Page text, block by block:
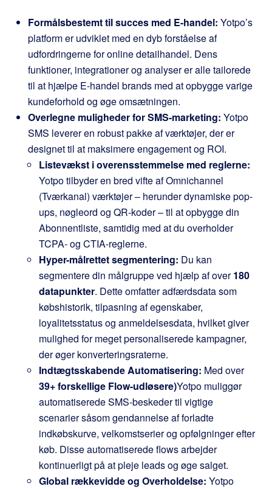
Formålsbestemt til succes med E-handel: Yotpo’s
platform er udviklet med en dyb forståelse af
udfordringerne for online detailhandel. Dens
funktioner, integrationer og analyser er alle tailorede
til at hjælpe E-handel brands med at opbygge varige
kundeforhold og øge omsætningen.
Overlegne muligheder for SMS-marketing: Yotpo
SMS leverer en robust pakke af værktøjer, der er
designet til at maksimere engagement og ROI.
Listevækst i overensstemmelse med reglerne:
Yotpo tilbyder en bred vifte af Omnichannel
(Tværkanal) værktøjer – herunder dynamiske pop-
ups, nøgleord og QR-koder – til at opbygge din
Abonnentliste, samtidig med at du overholder
TCPA- og CTIA-reglerne.
Hyper-målrettet segmentering: Du kan
segmentere din målgruppe ved hjælp af over180
datapunkter. Dette omfatter adfærdsdata som
købshistorik, tilpasning af egenskaber,
loyalitetsstatus og anmeldelsesdata, hvilket giver
mulighed for meget personaliserede kampagner,
der øger konverteringsraterne.
Indtægtsskabende Automatisering: Med over
39+ forskellige Flow-udløsere)Yotpo muliggør
automatiserede SMS-beskeder til vigtige
scenarier såsom gendannelse af forladte
indkøbskurve, velkomstserier og opfølgninger efter
køb. Disse automatiserede flows arbejder
kontinuerligt på at pleje leads og øge salget.
Global rækkevidde og Overholdelse: Yotpo